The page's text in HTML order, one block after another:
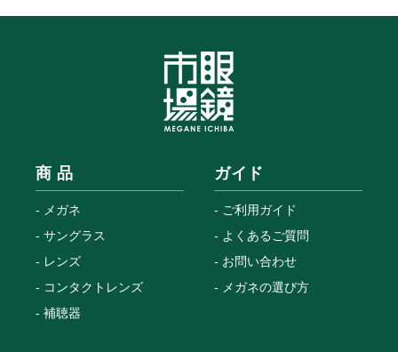
商 品
メガネ
サングラス
レンズ
コンタクトレンズ
補聴器
ガイド
ご利用ガイド
よくあるご質問
お問い合わせ
メガネの選び方